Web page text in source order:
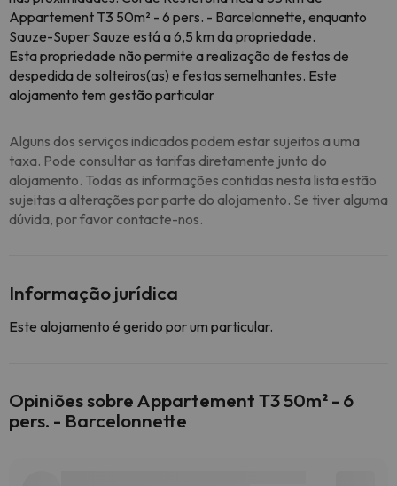
Appartement T3 50m² - 6 pers. - Barcelonnette, enquanto
Sauze-Super Sauze está a 6,5 km da propriedade.
Esta propriedade não permite a realização de festas de
despedida de solteiros(as) e festas semelhantes. Este
alojamento tem gestão particular
Alguns dos serviços indicados podem estar sujeitos a uma
taxa. Pode consultar as tarifas diretamente junto do
alojamento. Todas as informações contidas nesta lista estão
sujeitas a alterações por parte do alojamento. Se tiver alguma
dúvida, por favor contacte-nos.
Informação jurídica
Este alojamento é gerido por um particular.
Opiniões sobre Appartement T3 50m² - 6
pers. - Barcelonnette